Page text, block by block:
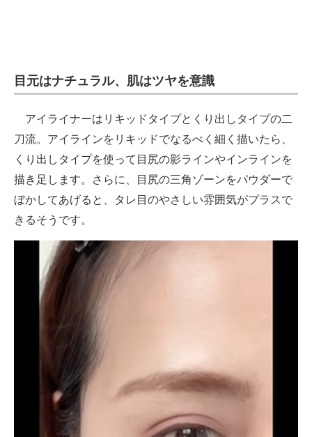
目元はナチュラル、肌はツヤを意識
アイライナーはリキッドタイプとくり出しタイプの二
刀流。アイラインをリキッドでなるべく細く描いたら、
くり出しタイプを使って目尻の影ラインやインラインを
描き足します。さらに、目尻の三角ゾーンをパウダーで
ぼかしてあげると、タレ目のやさしい雰囲気がプラスで
きるそうです。